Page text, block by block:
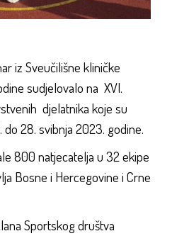
iz Sveučilišne kliničke
sudjelovalo na XVI.
djelatnika koje su
28. svibnja 2023. godine.
800 natjecatelja u 32 ekipe
Bosne i Hercegovine i Crne
Sportskog društva